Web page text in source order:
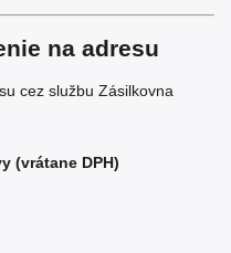
na adresu
cez službu Zásilkovna
(vrátane DPH)